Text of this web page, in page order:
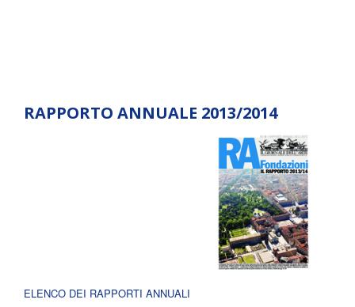
RAPPORTO ANNUALE 2013/2014
ELENCO DEI RAPPORTI ANNUALI